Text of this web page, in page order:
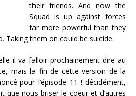
their friends. And now the
Squad is up against forces
far more powerful than they
Taking them on could be suicide.
il va falloir prochainement dire au
mais la fin de cette version de la
pour l’épisode 11 ! décidément,
que nous briser le coeur et d’autres